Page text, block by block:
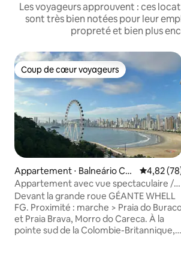
Les voyageurs approuvent : ces
sont très bien notées pour leur
propreté et bien plus
Coup de cœur voyageurs
Coup de cœur voyageurs
Appartement ⋅ Balneário Ca
mboriú
4,82
Appartement avec vue spectaculaire /
Grande roue et plage
Devant la grande roue GÉANTE WHELL
FG. Proximité : marche > Praia do
et Praia Brava, Morro do Careca. À la
pointe sud de la Colombie-Britannique, il
l'Estaleiro/Estaleirinho/Taquaras/